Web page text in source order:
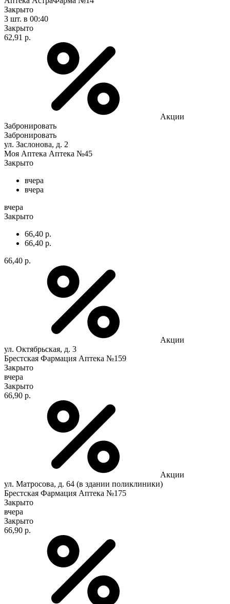
Закрыто
3 шт. в 00:40
Закрыто
62,91 р.
Акции
Забронировать
Забронировать
ул. Заслонова, д. 2
Моя Аптека Аптека №45
Закрыто
вчера
вчера
вчера
Закрыто
66,40 р.
66,40 р.
66,40 р.
Акции
ул. Октябрьская, д. 3
Брестская Фармация Аптека №159
Закрыто
вчера
Закрыто
66,90 р.
Акции
ул. Матросова, д. 64 (в здании поликлиники)
Брестская Фармация Аптека №175
Закрыто
вчера
Закрыто
66,90 р.